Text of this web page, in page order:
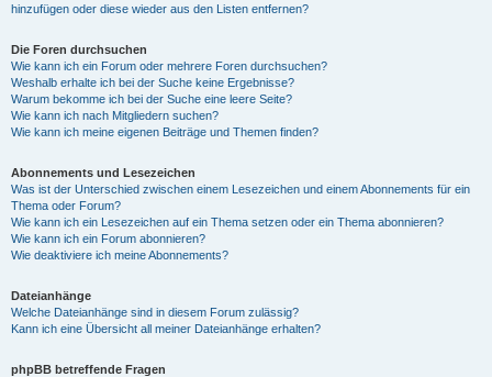
hinzufügen oder diese wieder aus den Listen entfernen?
Die Foren durchsuchen
Wie kann ich ein Forum oder mehrere Foren durchsuchen?
Weshalb erhalte ich bei der Suche keine Ergebnisse?
Warum bekomme ich bei der Suche eine leere Seite?
Wie kann ich nach Mitgliedern suchen?
Wie kann ich meine eigenen Beiträge und Themen finden?
Abonnements und Lesezeichen
Was ist der Unterschied zwischen einem Lesezeichen und einem Abonnements für ein
Thema oder Forum?
Wie kann ich ein Lesezeichen auf ein Thema setzen oder ein Thema abonnieren?
Wie kann ich ein Forum abonnieren?
Wie deaktiviere ich meine Abonnements?
Dateianhänge
Welche Dateianhänge sind in diesem Forum zulässig?
Kann ich eine Übersicht all meiner Dateianhänge erhalten?
phpBB betreffende Fragen